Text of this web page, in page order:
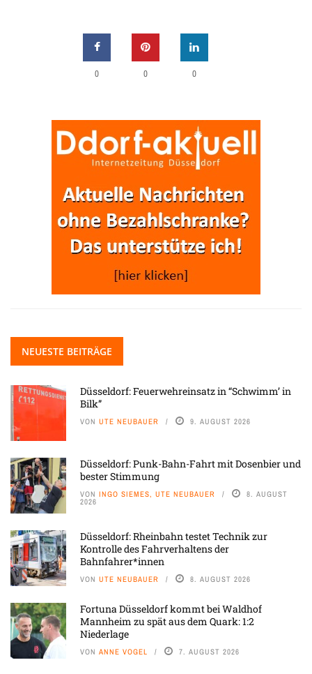
0 0 0
NEUESTE BEITRÄGE
Düsseldorf: Feuerwehreinsatz in “Schwimm’ in
Bilk”
VON UTE NEUBAUER 9. AUGUST 2026
Düsseldorf: Punk-Bahn-Fahrt mit Dosenbier und
bester Stimmung
VON INGO SIEMES, UTE NEUBAUER 8. AUGUST
2026
Düsseldorf: Rheinbahn testet Technik zur
Kontrolle des Fahrverhaltens der
Bahnfahrer*innen
VON UTE NEUBAUER 8. AUGUST 2026
Fortuna Düsseldorf kommt bei Waldhof
Mannheim zu spät aus dem Quark: 1:2
Niederlage
VON ANNE VOGEL 7. AUGUST 2026